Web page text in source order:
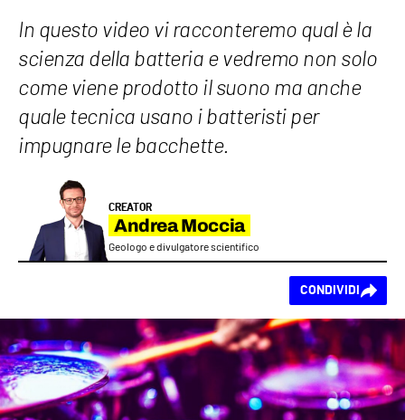
In questo video vi racconteremo qual è la
scienza della batteria e vedremo non solo
come viene prodotto il suono ma anche
quale tecnica usano i batteristi per
impugnare le bacchette.
CREATOR
Andrea Moccia
Geologo e divulgatore scientifico
CONDIVIDI